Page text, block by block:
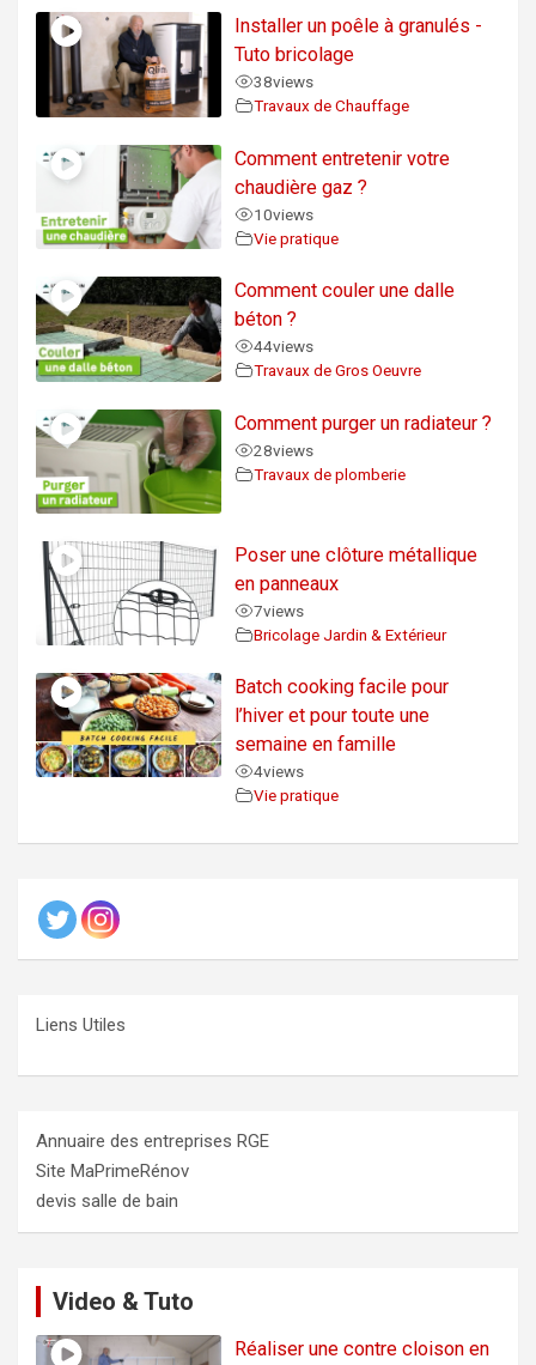
Installer un poêle à granulés -
Tuto bricolage
38views
Travaux de Chauffage
Comment entretenir votre
chaudière gaz ?
10views
Vie pratique
Comment couler une dalle
béton ?
44views
Travaux de Gros Oeuvre
Comment purger un radiateur ?
28views
Travaux de plomberie
Poser une clôture métallique
en panneaux
7views
Bricolage Jardin & Extérieur
Batch cooking facile pour
l’hiver et pour toute une
semaine en famille
4views
Vie pratique
Liens Utiles
Annuaire des entreprises RGE
Site MaPrimeRénov
devis salle de bain
Video & Tuto
Réaliser une contre cloison en